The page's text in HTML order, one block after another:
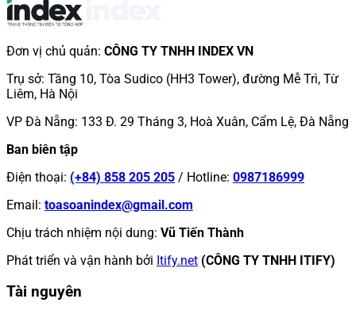
Đơn vị chủ quản: CÔNG TY TNHH INDEX VN
Trụ sở: Tầng 10, Tòa Sudico (HH3 Tower), đường Mễ Trì, Từ
Liêm, Hà Nội
VP Đà Nẵng: 133 Đ. 29 Tháng 3, Hoà Xuân, Cẩm Lệ, Đà Nẵng
Ban biên tập
Điện thoại: (+84) 858 205 205 / Hotline: 0987186999
Email: toasoanindex@gmail.com
Chịu trách nhiệm nội dung: Vũ Tiến Thành
Phát triển và vận hành bởi Itify.net (CÔNG TY TNHH ITIFY)
Tài nguyên